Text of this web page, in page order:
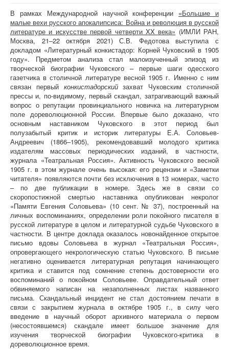
В рамках Международной научной конференции «Большие и
малые вехи русского апокалипсиса: Война и революция в русской
литературе и искусстве первой четверти XX века» (ИМЛИ РАН,
Москва, 21–22 октября 2021) С.В. Федотова выступила с
докладом «Литературный конкистадор: Корней Чуковский в 1905
году». Предметом анализа стал малоизученный эпизод из
творческой биографии Чуковского – первые шаги одесского
газетчика в столичной литературе весной 1905 г. Именно с ним
связан первый конкистадорскийзахват Чуковским столичной
прессы и, по-видимому, первый скандал, затрагивающий важный
вопрос о репутации провинциального новичка на литературном
поле дореволюционной России. Впервые было доказано, что
основным наставником Чуковского в этот период был
полузабытый критик и историк литературы Е.А. Соловьев-
Андреевич (1866–1905), рекомендовавший молодого критика
издателям массовых периодических изданий, в частности,
журнала «Театральная Россия». Активность Чуковского весной
1905 г. в этом журнале очень высокая: его рецензии и «Заметки
читателя» появляются почти без исключения в 13 номерах, часто
– по две публикации в номере. Здесь же в связи со
скоропостижной смертью наставника опубликован некролог
«Памяти Евгения Соловьева» (10 сент. № 37), построенный на
личных воспоминаниях, определении роли покойного писателя в
русской литературе в целом и литературной судьбе Чуковского в
частности. В центре доклада оказалось новонайденное открытое
письмо вдовы Соловьева в журнал «Театральная Россия»,
опровергающего некрологическую статью Чуковского. В письме
негативно оценивается литературная репутация начинающего
критика и ставится под сомнение степень достоверности его
воспоминаний о покойном Соловьеве. Оправдательный ответ
обвиняемого написан на незаполненных листах названного
письма. Скандальный инцидент не стал достоянием печати в
связи с закрытием журнала в октябре 1905 г., в силу чего
введение в научный оборот архивного материала о первом
(несостоявшемся) скандале имеет большое значение для
изучения творческой биографии Чуковского-критика в
дореволюционное время.